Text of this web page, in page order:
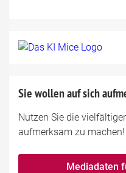
Sie wollen auf sich
Nutzen Sie die
aufmerksam zu machen!
Mediadaten